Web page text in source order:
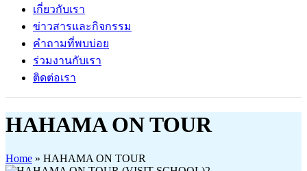
เกี่ยวกับเรา
ข่าวสารและกิจกรรม
คำถามที่พบบ่อย
ร่วมงานกับเรา
ติดต่อเรา
HAHAMA ON TOUR
Home » HAHAMA ON TOUR